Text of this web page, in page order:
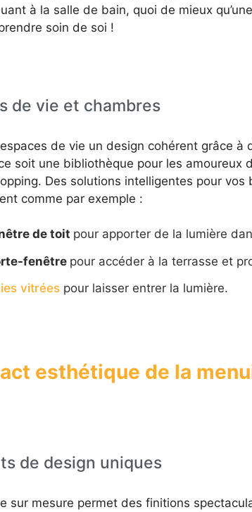
à la salle de bain, quoi de mieux
soin de soi !
de vie et chambres
de vie un design cohérent grâce à
soit une bibliothèque pour les amoureux
Des solutions intelligentes pour
comme par exemple :
de toit pour apporter de la lumière
fenêtre pour accéder à la terrasse et
vitréespour laisser entrer la lumière.
esthétique de la
de design uniques
sur mesure permet des finitions